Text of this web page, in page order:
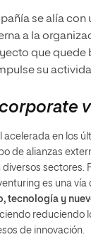
se alía con
a la
que quede
su
corporate
en los
de alianzas
sectores.
es una vía
tecnología y
reduciendo
de innovación.